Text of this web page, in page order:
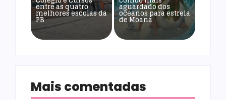
entre as quatro
melhores escolas da
PB
aguardado dos
oceanos para estreia
de Moana
Mais comentadas